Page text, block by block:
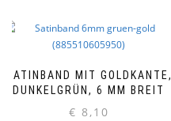
SATINBAND MIT GOLDKANTE,
DUNKELGRÜN, 6 MM BREIT
€ 8,10